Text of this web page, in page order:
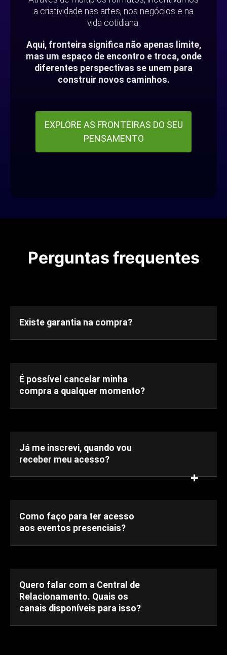
a criatividade nas artes, nos negócios e na
vida cotidiana.
Aqui, fronteira significa não apenas limite,
mas um espaço de encontro e troca, onde
diferentes perspectivas se unem para
construir novos caminhos.
EXPLORE AS FRONTEIRAS DO SEU
PENSAMENTO
Perguntas frequentes
Existe garantia na compra?
É possível cancelar minha
compra a qualquer momento?
Já me inscrevi, quando vou
receber meu acesso?
Como faço para ter acesso
aos eventos presenciais?
Quero falar com a Central de
Relacionamento. Quais os
canais disponíveis para isso?